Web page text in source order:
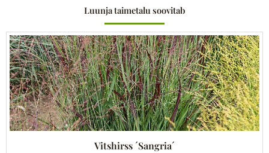
Luunja taimetalu soovitab
Vitshirss ´Sangria´